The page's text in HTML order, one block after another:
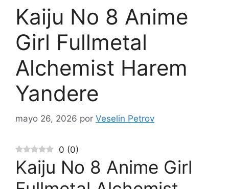
Kaiju No 8 Anime
Girl Fullmetal
Alchemist Harem
Yandere
mayo 26, 2026 por Veselin Petrov
0 (0)
Kaiju No 8 Anime Girl